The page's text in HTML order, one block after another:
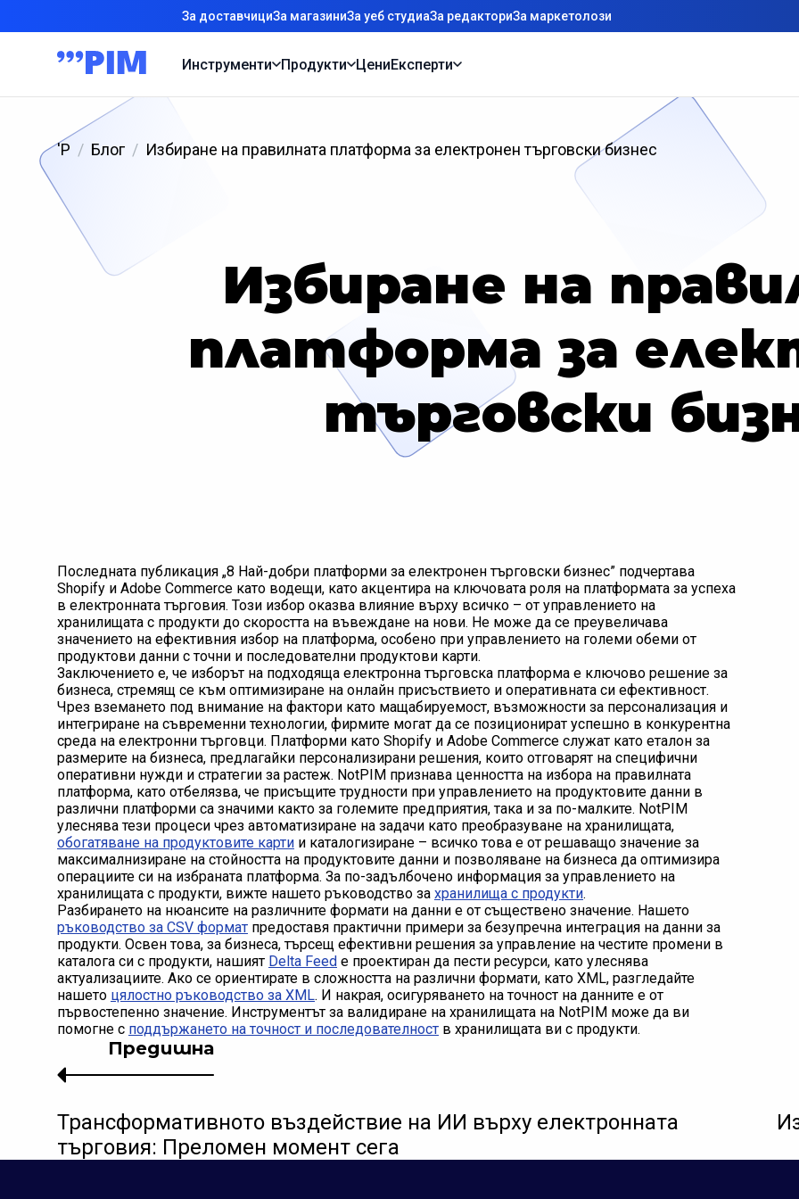
За доставчициЗа магазиниЗа уеб студиаЗа редакториЗа маркетолози
Инструменти Продукти ЦениЕксперти
'P Блог Избиране на правилната платформа за електронен търговски бизнес
Избиране на
платформа за
търговски
Последната публикация „8 Най-добри платформи за електронен търговски бизнес” подчертава
Shopify и Adobe Commerce като водещи, като акцентира на ключовата роля на платформата за успеха
в електронната търговия. Този избор оказва влияние върху всичко – от управлението на
хранилищата с продукти до скоростта на въвеждане на нови. Не може да се преувеличава
значението на ефективния избор на платформа, особено при управлението на големи обеми от
продуктови данни с точни и последователни продуктови карти.
Заключението е, че изборът на подходяща електронна търговска платформа е ключово решение за
бизнеса, стремящ се към оптимизиране на онлайн присъствието и оперативната си ефективност.
Чрез вземането под внимание на фактори като мащабируемост, възможности за персонализация и
интегриране на съвременни технологии, фирмите могат да се позиционират успешно в конкурентна
среда на електронни търговци. Платформи като Shopify и Adobe Commerce служат като еталон за
размерите на бизнеса, предлагайки персонализирани решения, които отговарят на специфични
оперативни нужди и стратегии за растеж. NotPIM признава ценността на избора на правилната
платформа, като отбелязва, че присъщите трудности при управлението на продуктовите данни в
различни платформи са значими както за големите предприятия, така и за по-малките. NotPIM
улеснява тези процеси чрез автоматизиране на задачи като преобразуване на хранилищата,
обогатяване на продуктовите карти и каталогизиране – всичко това е от решаващо значение за
максималнизиране на стойността на продуктовите данни и позволяване на бизнеса да оптимизира
операциите си на избраната платформа. За по-задълбочено информация за управлението на
хранилищата с продукти, вижте нашето ръководство за хранилища с продукти.
Разбирането на нюансите на различните формати на данни е от съществено значение. Нашето
ръководство за CSV формат предоставя практични примери за безупречна интеграция на данни за
продукти. Освен това, за бизнеса, търсещ ефективни решения за управление на честите промени в
каталога си с продукти, нашият Delta Feed е проектиран да пести ресурси, като улеснява
актуализациите. Ако се ориентирате в сложността на различни формати, като XML, разгледайте
нашето цялостно ръководство за XML. И накрая, осигуряването на точност на данните е от
първостепенно значение. Инструментът за валидиране на хранилищата на NotPIM може да ви
помогне с поддържането на точност и последователност в хранилищата ви с продукти.
Предишна
Трансформативното въздействие на ИИ върху електронната
търговия: Преломен момент сега